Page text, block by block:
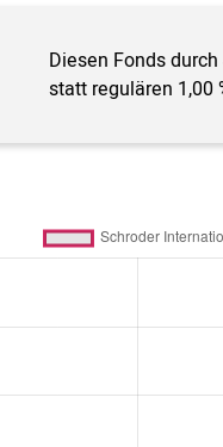
Diesen Fonds durch
statt regulären 1,00